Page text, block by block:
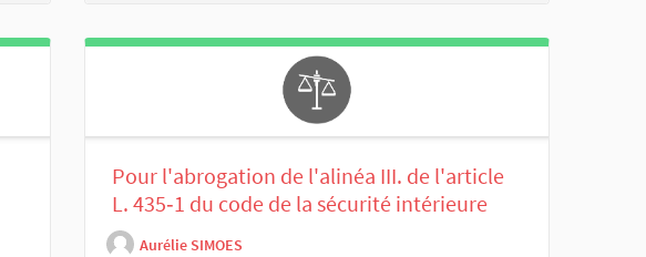
Pour l'abrogation de l'alinéa III. de l'article
L. 435‑1 du code de la sécurité intérieure
Aurélie SIMOES